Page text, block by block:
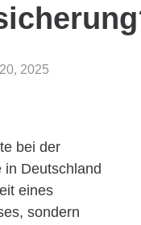
2025
bei der
in Deutschland
eines
sondern